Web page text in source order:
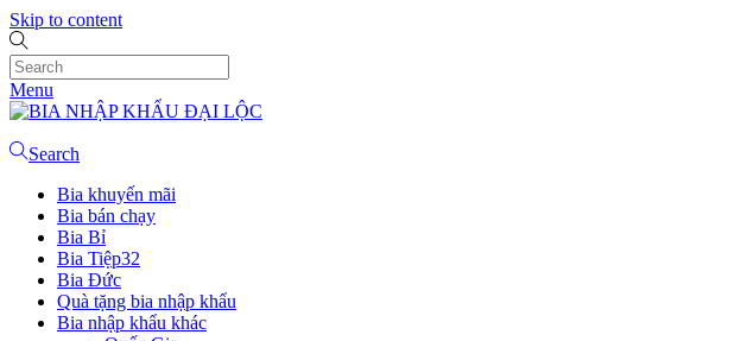
Skip to content
Menu
Search
Bia khuyến mãi
Bia bán chạy
Bia Bỉ
Bia Tiệp32
Bia Đức
Quà tặng bia nhập khẩu
Bia nhập khẩu khác